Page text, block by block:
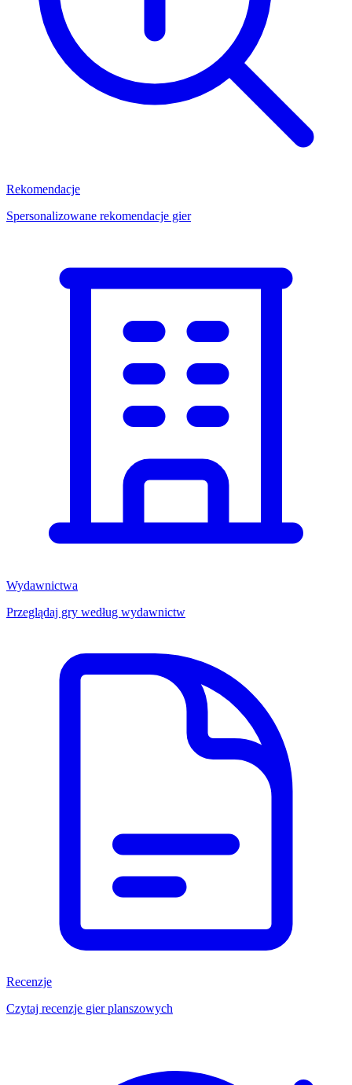
Rekomendacje
Spersonalizowane rekomendacje gier
Wydawnictwa
Przeglądaj gry według wydawnictw
Recenzje
Czytaj recenzje gier planszowych